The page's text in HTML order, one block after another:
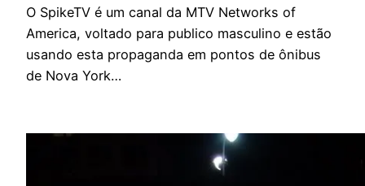
O SpikeTV é um canal da MTV Networks of
America, voltado para publico masculino e estão
usando esta propaganda em pontos de ônibus
de Nova York…